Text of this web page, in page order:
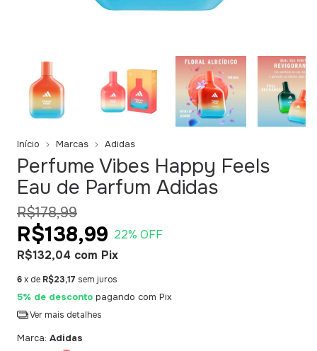
Início Marcas Adidas
Perfume Vibes Happy Feels
Eau de Parfum Adidas
R$178,99
R$138,99 22% OFF
R$132,04 com Pix
6x de R$23,17 sem juros
5% de desconto pagando com Pix
Ver mais detalhes
Marca: Adidas